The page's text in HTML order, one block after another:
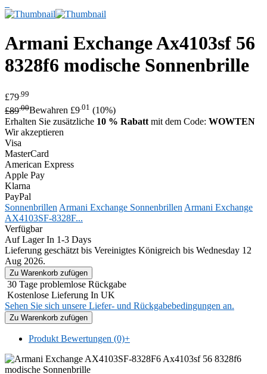
Armani ExchangeAx4103sf 56
8328f6 modische Sonnenbrille
£79 .99
£89.00Bewahren £9.01 (10%)
Erhalten Sie zusätzliche 10 % Rabatt mit dem Code: WOWTEN
Wir akzeptieren
Visa
MasterCard
American Express
Apple Pay
Klarna
PayPal
Sonnenbrillen Armani Exchange Sonnenbrillen Armani Exchange
AX4103SF-8328F...
Verfügbar
Auf Lager In 1-3 Days
Lieferung geschätzt bis Vereinigtes Königreich bis Wednesday 12
Aug 2026.
30 Tage problemlose Rückgabe
Kostenlose Lieferung In UK
Sehen Sie sich unsere Liefer- und Rückgabebedingungen an.
Produkt Bewertungen (0)+